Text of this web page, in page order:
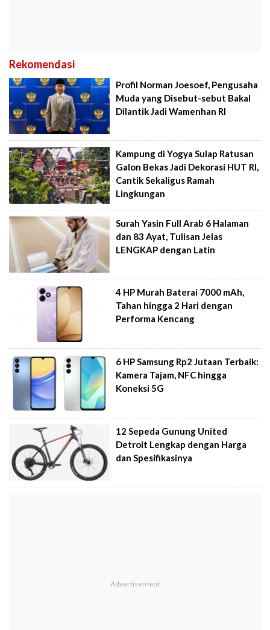
Rekomendasi
Profil Norman Joesoef, Pengusaha
Muda yang Disebut-sebut Bakal
Dilantik Jadi Wamenhan RI
Kampung di Yogya Sulap Ratusan
Galon Bekas Jadi Dekorasi HUT RI,
Cantik Sekaligus Ramah
Lingkungan
Surah Yasin Full Arab 6 Halaman
dan 83 Ayat, Tulisan Jelas
LENGKAP dengan Latin
4 HP Murah Baterai 7000 mAh,
Tahan hingga 2 Hari dengan
Performa Kencang
6 HP Samsung Rp2 Jutaan Terbaik:
Kamera Tajam, NFC hingga
Koneksi 5G
12 Sepeda Gunung United
Detroit Lengkap dengan Harga
dan Spesifikasinya